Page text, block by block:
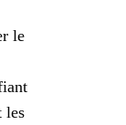
le
les